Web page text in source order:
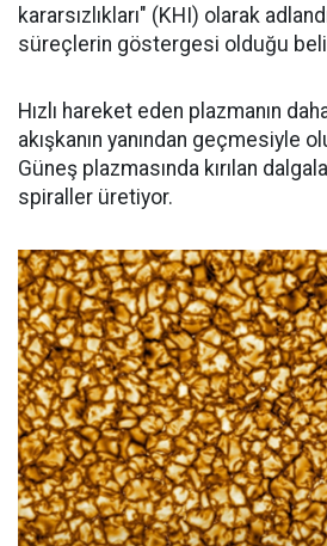
kararsızlıkları" (KHI) olarak
süreçlerin göstergesi olduğu
Hızlı hareket eden plazmanın
akışkanın yanından geçmesiyle
Güneş plazmasında kırılan
spiraller üretiyor.